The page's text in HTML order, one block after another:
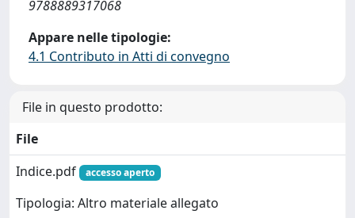
9788889317068
Appare nelle tipologie:
4.1 Contributo in Atti di convegno
File in questo prodotto:
File
Indice.pdf
accesso aperto
Tipologia: Altro materiale allegato